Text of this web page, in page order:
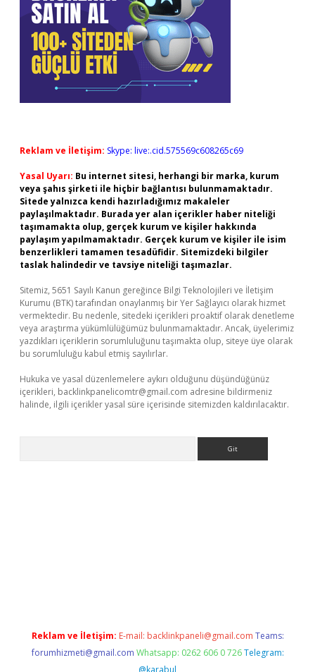
Reklam ve İletişim: Skype: live:.cid.575569c608265c69
Yasal Uyarı: Bu internet sitesi, herhangi bir marka, kurum
veya şahıs şirketi ile hiçbir bağlantısı bulunmamaktadır.
Sitede yalnızca kendi hazırladığımız makaleler
paylaşılmaktadır. Burada yer alan içerikler haber niteliği
taşımamakta olup, gerçek kurum ve kişiler hakkında
paylaşım yapılmamaktadır. Gerçek kurum ve kişiler ile isim
benzerlikleri tamamen tesadüfidir. Sitemizdeki bilgiler
taslak halindedir ve tavsiye niteliği taşımazlar.
Sitemiz, 5651 Sayılı Kanun gereğince Bilgi Teknolojileri ve İletişim
Kurumu (BTK) tarafından onaylanmış bir Yer Sağlayıcı olarak hizmet
vermektedir. Bu nedenle, sitedeki içerikleri proaktif olarak denetleme
veya araştırma yükümlülüğümüz bulunmamaktadır. Ancak, üyelerimiz
yazdıkları içeriklerin sorumluluğunu taşımakta olup, siteye üye olarak
bu sorumluluğu kabul etmiş sayılırlar.
Hukuka ve yasal düzenlemelere aykırı olduğunu düşündüğünüz
içerikleri, backlinkpanelicomtr@gmail.com adresine bildirmeniz
halinde, ilgili içerikler yasal süre içerisinde sitemizden kaldırılacaktır.
Reklam ve İletişim: E-mail: backlinkpaneli@gmail.com Teams:
forumhizmeti@gmail.com Whatsapp: 0262 606 0 726 Telegram:
@karabul